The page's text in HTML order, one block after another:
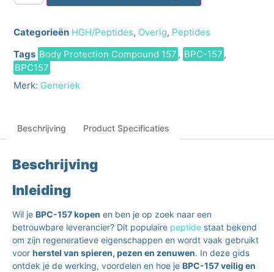
Categorieën HGH/Peptides, Overig, Peptides
Tags Body Protection Compound 157 , BPC-157 ,
BPC157
Merk: Generiek
Beschrijving Product Specificaties
Beschrijving
Inleiding
Wil je BPC-157 kopen en ben je op zoek naar een
betrouwbare leverancier? Dit populaire peptide staat bekend
om zijn regeneratieve eigenschappen en wordt vaak gebruikt
voor herstel van spieren, pezen en zenuwen. In deze gids
ontdek je de werking, voordelen en hoe je BPC-157 veilig en